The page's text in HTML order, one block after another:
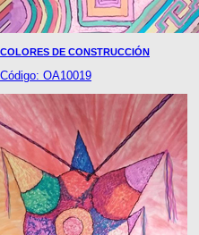
COLORES DE CONSTRUCCIÓN
Código: OA10019